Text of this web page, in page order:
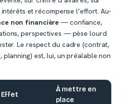
et récompense l’effort. Au-
non financière — confiance,
perspectives — pèse lourd
Le respect du cadre (contrat,
est, lui, un préalable non
Effet
À mettre en
place